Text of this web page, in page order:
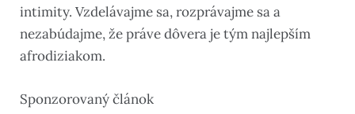
intimity. Vzdelávajme sa, rozprávajme sa a
nezabúdajme, že práve dôvera je tým najlepším
afrodiziakom.
Sponzorovaný článok